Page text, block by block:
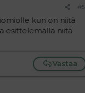
#5
kun on niitä
esittelemällä niitä
Vastaa